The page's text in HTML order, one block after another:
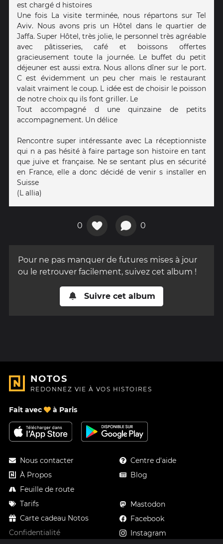
est chargé d histoires
Une fois La visite terminée, nous répartons sur Tel
Aviv. Nous avons pris un Hôtel dans le quartier de
Jaffa. Super Hôtel, très jolie, le personnel très agréable
avec pâtisseries, café et boissons offertes
gracieusement toute la journée. Le buffet du petit
déjeuner est aussi extra. Nous allons dîner sur le port.
C est évidemment un peu cher mais le restaurant
valait vraiment le coup. L idée est de choisir le poisson
de notre choix qu ils font griller. Le
Tout accompagné d une quinzaine de petits
accompagnement. Un délice
Rencontre super intéressante avec La réceptionniste
qui n a pas hésité à faire partage son histoire en tant
que juive et française. Ne se sentant plus en sécurité
en France, elle a donc décidé de venir s installer en
Suisse
(L allia)
0 0
Pour ne pas manquer de futures mises à jour
ou le retrouver facilement, suivez cet album !
Suivre cet album
NOTOS
REDONNEZ VIE À VOS HISTOIRES
Fait avec à Paris
Nous contacter
À Propos
Feuille de route
Tarifs
Carte cadeau Notos
Confidentialité
Centre d'aide
Blog
Mastodon
Facebook
Instagram